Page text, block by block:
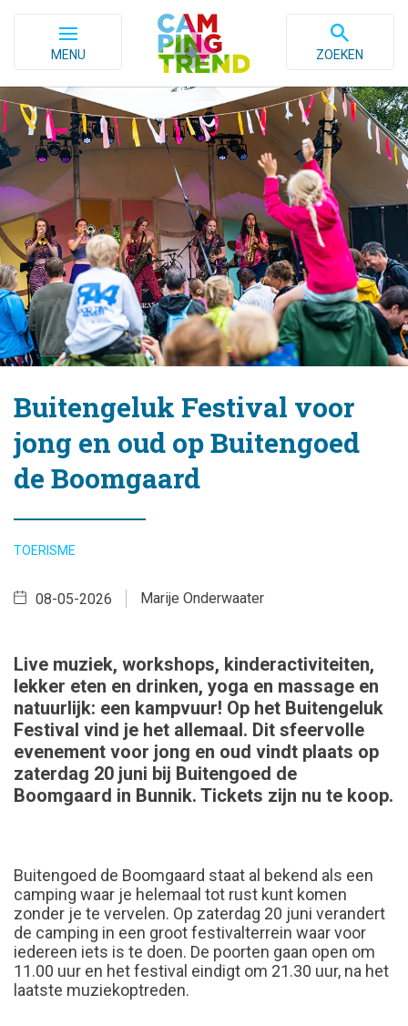
MENU ZOEKEN
Buitengeluk Festival voor
jong en oud op Buitengoed
de Boomgaard
TOERISME
Marije Onderwaater
08-05-2026
Live muziek, workshops, kinderactiviteiten,
lekker eten en drinken, yoga en massage en
natuurlijk: een kampvuur! Op het Buitengeluk
Festival vind je het allemaal. Dit sfeervolle
evenement voor jong en oud vindt plaats op
zaterdag 20 juni bij Buitengoed de
Boomgaard in Bunnik. Tickets zijn nu te koop.
Buitengoed de Boomgaard staat al bekend als een
camping waar je helemaal tot rust kunt komen
zonder je te vervelen. Op zaterdag 20 juni verandert
de camping in een groot festivalterrein waar voor
iedereen iets is te doen. De poorten gaan open om
11.00 uur en het festival eindigt om 21.30 uur, na het
laatste muziekoptreden.